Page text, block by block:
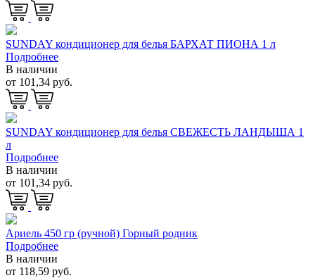
SUNDAY кондиционер для белья БАРХАТ ПИОНА 1 л
Подробнее
В наличии
от 101,34 руб.
SUNDAY кондиционер для белья СВЕЖЕСТЬ ЛАНДЫША 1
л
Подробнее
В наличии
от 101,34 руб.
Ариель 450 гр (ручной) Горный родник
Подробнее
В наличии
от 118,59 руб.